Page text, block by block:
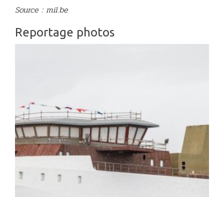
Source : mil.be
Reportage photos